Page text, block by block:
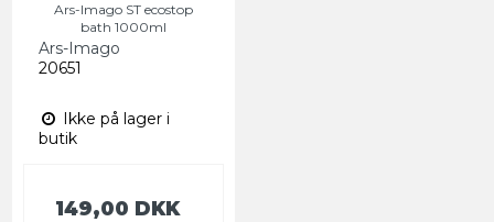
Ars-Imago ST ecostop
bath 1000ml
Ars-Imago
20651
Ikke på lager i
butik
149,00 DKK